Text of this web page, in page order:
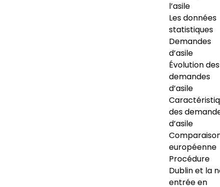
l’asile
Les données
statistiques
Demandes
d’asile
Évolution des
demandes
d’asile
des
d’asile
européenne
Procédure
Dublin et la
entrée en